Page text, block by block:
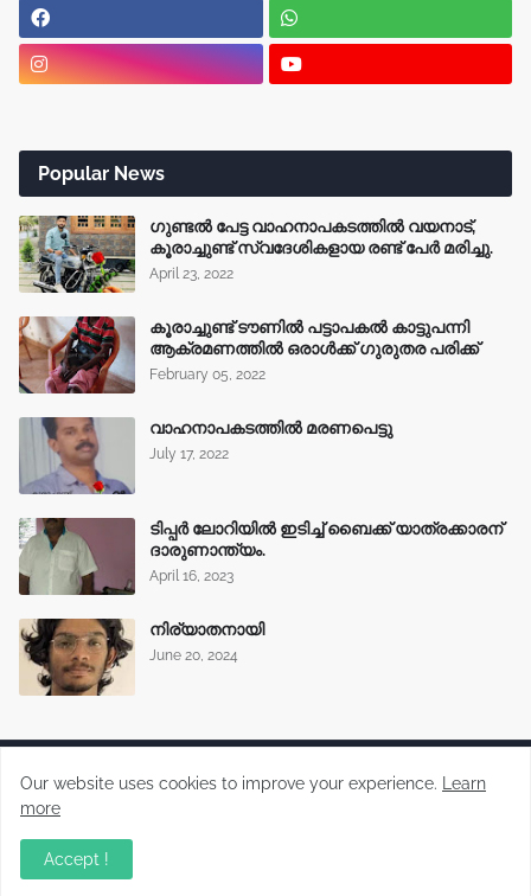
Popular News
ഗുണ്ടൽ പേട്ട വാഹനാപകടത്തിൽ വയനാട്,
കൂരാച്ചുണ്ട് സ്വദേശികളായ രണ്ട് പേർ മരിച്ചു.
April 23, 2022
കൂരാച്ചുണ്ട് ടൗണിൽ പട്ടാപകൽ കാട്ടുപന്നി
ആക്രമണത്തിൽ ഒരാൾക്ക് ഗുരുതര പരിക്ക്
February 05, 2022
വാഹനാപകടത്തിൽ മരണപെട്ടു
July 17, 2022
ടിപ്പർ ലോറിയിൽ ഇടിച്ച് ബൈക്ക് യാത്രക്കാരന്
ദാരുണാന്ത്യം.
April 16, 2023
നിര്യാതനായി
June 20, 2024
Our website uses cookies to improve your experience.
Learn
more
Accept !